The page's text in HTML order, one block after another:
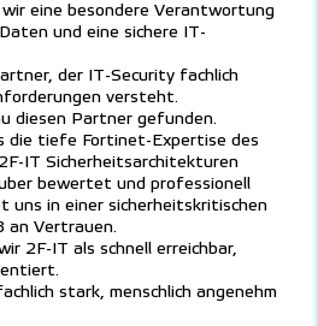
eine besondere Verantwortung
und eine sichere IT-
der IT-Security fachlich
versteht.
diesen Partner gefunden.
die tiefe Fortinet-Expertise des
IT Sicherheitsarchitekturen
bewertet und professionell
uns in einer sicherheitskritischen
an Vertrauen.
2F-IT als schnell erreichbar,
stark, menschlich angenehm